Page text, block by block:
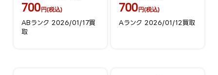
GY58
700円(税込)
ABランク 2026/01/17買
取
700円(税込)
Aランク 2026/01/12買取